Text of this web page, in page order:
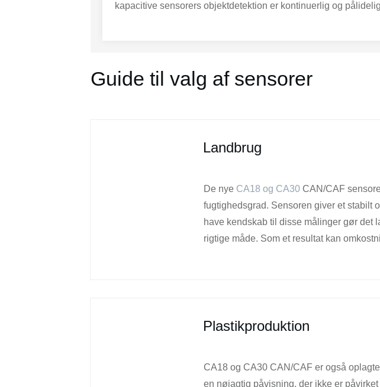
kapacitive sensorers objektdetektion er kontinuerlig og
Guide til valg af sensorer
Landbrug
De nye CA18 og CA30 CAN/CAF
fugtighedsgrad. Sensoren giver et stabilt
have kendskab til disse målinger gør det
rigtige måde. Som et resultat kan
Plastikproduktion
CA18 og CA30 CAN/CAF er også
en nøjagtig påvisning, der ikke er